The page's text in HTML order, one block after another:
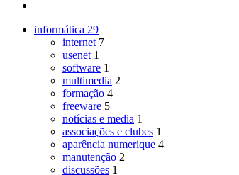
informática 29
internet 7
usenet 1
software 1
multimedia 2
formação 4
freeware 5
notícias e media 1
associações e clubes 1
aparência numerique 4
manutenção 2
discussões 1